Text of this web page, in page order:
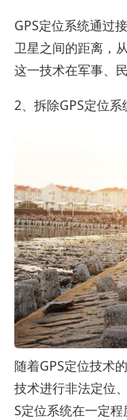
GPS定位系统通过
卫星之间的距离，
这一技术在军事、
2、拆除GPS定位系
随着GPS定位技术
技术进行非法定位
S定位系统在一定程